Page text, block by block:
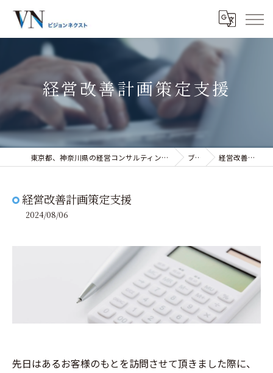
経営改善計画策定支援
東京都、神奈川県の経営コンサルティングなら株式会社ビジョンネクスト ブログ 経営改善計画策定支援
経営改善計画策定支援
2024/08/06
先日はあるお客様のもとを訪問させて頂きました際に、